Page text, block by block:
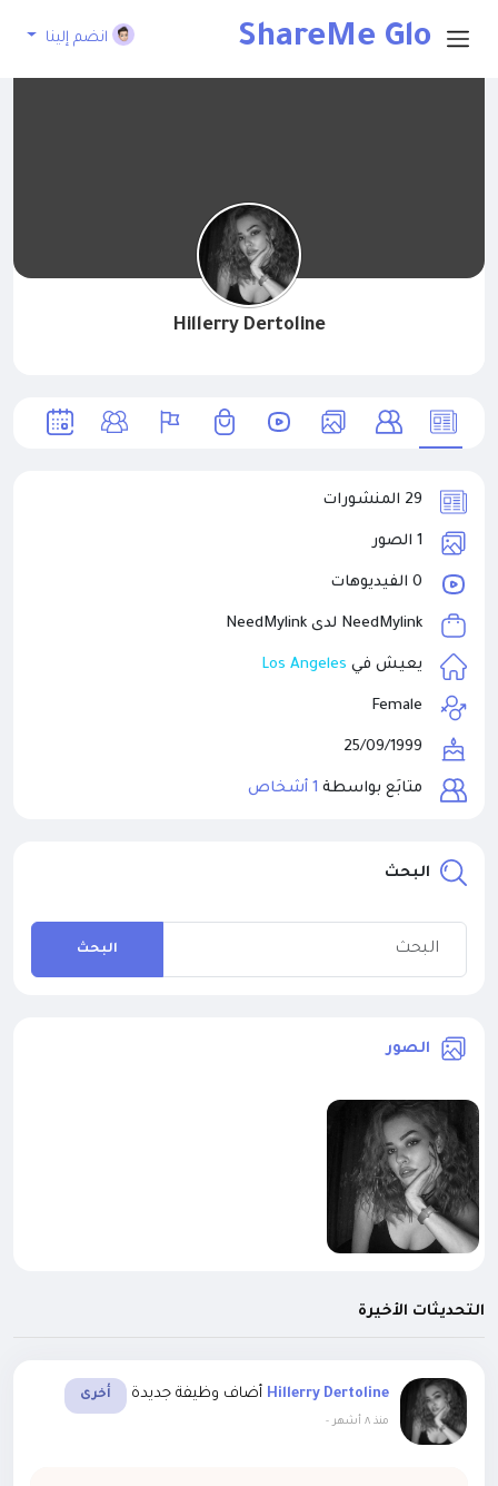
ShareMe Glo انضم إلينا
Hillerry Dertoline
29 المنشورات
1 الصور
0 الفيديوهات
NeedMylink لدى NeedMylink
يعيش في Los Angeles
Female
25/09/1999
متابَع بواسطة 1 أشخاص
البحث
البحث
الصور
التحديثات الأخيرة
Hillerry Dertoline أضاف وظيفة جديدة أخرى
منذ ٨ أشهر -